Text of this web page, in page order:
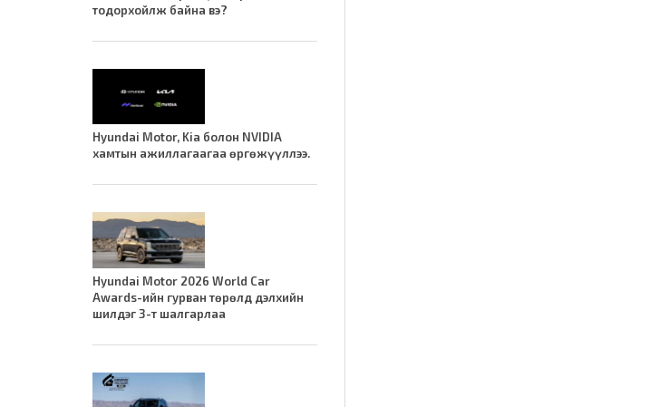
тодорхойлж байна вэ?
Hyundai Motor, Kia болон NVIDIA
хамтын ажиллагаагаа өргөжүүллээ.
Hyundai Motor 2026 World Car
Awards-ийн гурван төрөлд дэлхийн
шилдэг 3-т шалгарлаа